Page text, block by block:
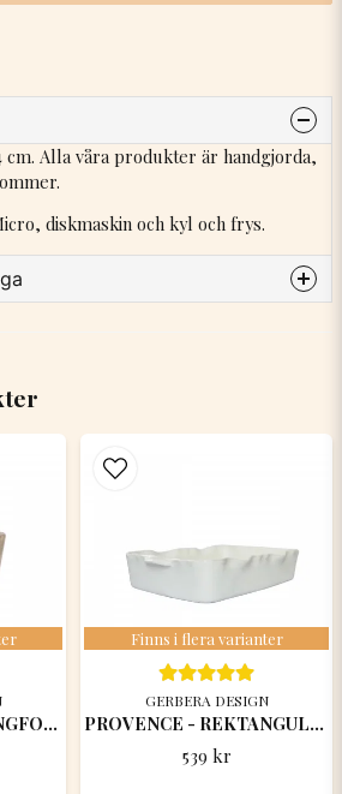
cm. Alla våra produkter är handgjorda,
diskmaskin och kyl och frys.
min fråga
PROVENCE - GRATÄNGFORM/ "stora Bregott"
Finns i flera varianter
GERBERA DESIGN
PROVENCE - REKTANGULÄR GRATÄNGFORM 31x19,5x7,5
539 kr